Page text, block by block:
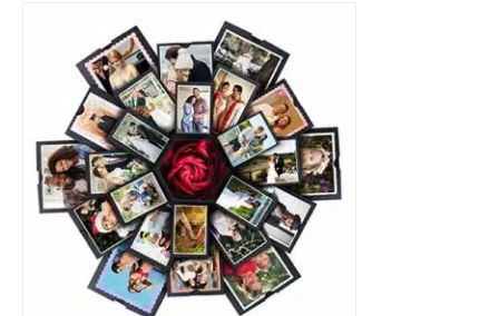
g
i
n
a
l
p
r
i
c
r
r
e
n
t
p
r
i
c
e